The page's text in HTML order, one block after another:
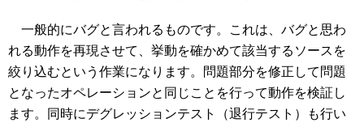
一般的にバグと言われるものです。これは、バグと思わ
れる動作を再現させて、挙動を確かめて該当するソースを
絞り込むという作業になります。問題部分を修正して問題
となったオペレーションと同じことを行って動作を検証し
ます。同時にデグレッションテスト（退行テスト）も行い